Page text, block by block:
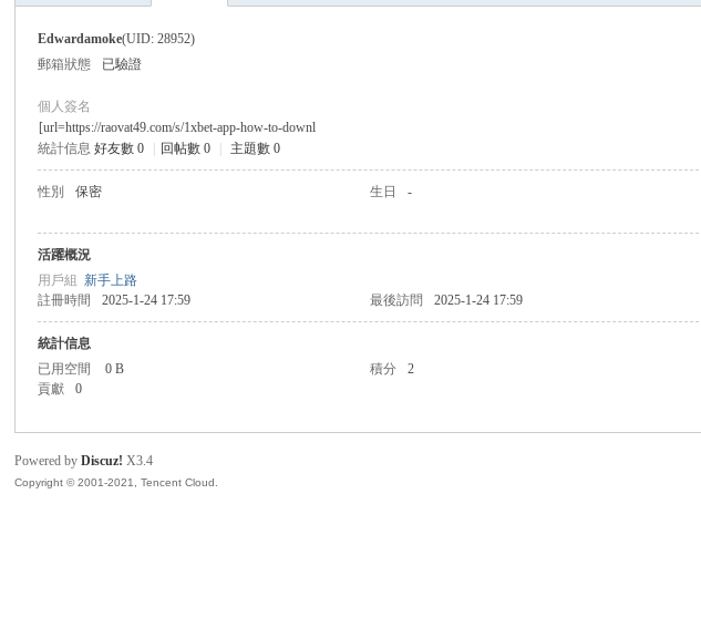
Edwardamoke(UID: 28952)
郵箱狀態
已驗證
個人簽名
[url=https://raovat49.com/s/1xbet-app-how-to-downl
統計信息 好友數 0 回帖數 0 主題數 0
性別 保密 生日 -
活躍概況
用戶組新手上路
註冊時間
2025-1-24 17:59 最後訪問 2025-1-24 17:59
統計信息
已用空間
0 B 積分 2
貢獻
0
Powered byDiscuz! X3.4
Copyright © 2001-2021, Tencent Cloud.